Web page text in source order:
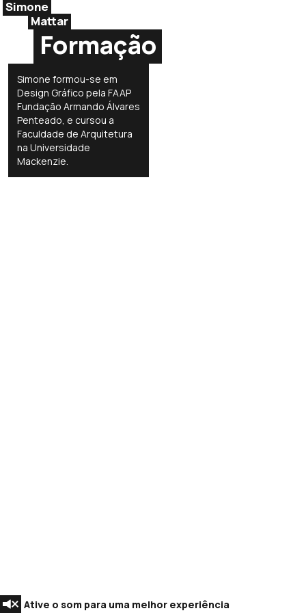
Simone
Mattar
Formação
Simone formou-se em
Design Gráfico pela FAAP
Fundação Armando Álvares
Penteado, e cursou a
Faculdade de Arquitetura
na Universidade
Mackenzie.
Ative o som para uma melhor experiência